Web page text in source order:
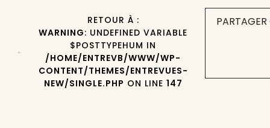
RETOUR À :
WARNING: UNDEFINED VARIABLE
$POSTTYPEHUM IN
/HOME/ENTREVB/WWW/WP-
CONTENT/THEMES/ENTREVUES-
NEW/SINGLE.PHP ON LINE 147